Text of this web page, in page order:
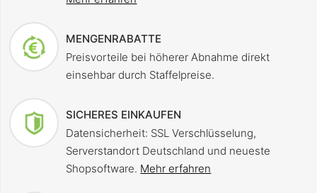
MENGENRABATTE
Preisvorteile bei höherer Abnahme direkt
einsehbar durch Staffelpreise.
SICHERES EINKAUFEN
Datensicherheit: SSL Verschlüsselung,
Serverstandort Deutschland und neueste
Shopsoftware. Mehr erfahren